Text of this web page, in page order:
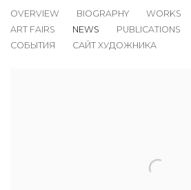
OVERVIEW
BIOGRAPHY WORKS
ART FAIRS
NEWS PUBLICATIONS
СОБЫТИЯ
САЙТ ХУДОЖНИКА